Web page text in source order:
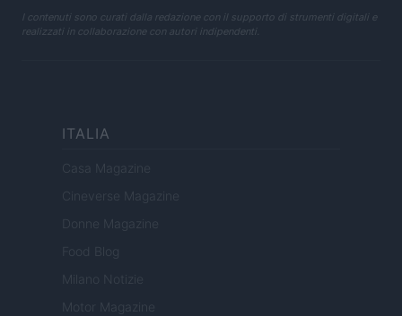
I contenuti sono curati dalla redazione con il supporto di strumenti digitali e
realizzati in collaborazione con autori indipendenti.
ITALIA
Casa Magazine
Cineverse Magazine
Donne Magazine
Food Blog
Milano Notizie
Motor Magazine